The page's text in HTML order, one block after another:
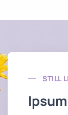
STILL